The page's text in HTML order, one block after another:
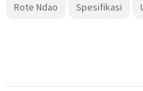
Rote Ndao Spesifikasi